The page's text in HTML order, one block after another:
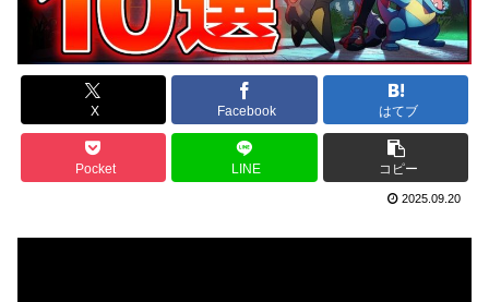
X Facebook はてブ
Pocket LINE コピー
2025.09.20